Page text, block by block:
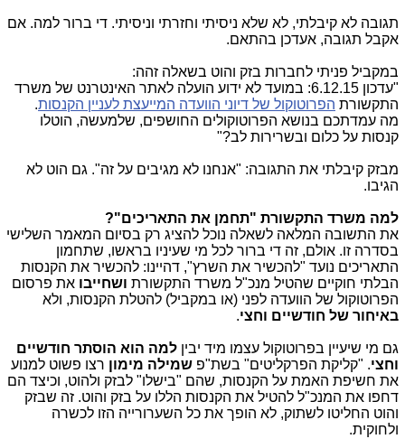
תגובה לא קיבלתי, לא שלא ניסיתי וחזרתי וניסיתי. די ברור למה. אם
אקבל תגובה, אעדכן בהתאם.
במקביל פניתי לחברות בזק והוט בשאלה זהה:
"עדכון 6.12.15: במועד לא ידוע הועלה לאתר האינטרנט של משרד
התקשורת הפרוטוקול של דיוני הוועדה המייעצת לעניין הקנסות.
מה עמדתכם בנושא הפרוטוקולים החושפים, שלמעשה, הוטלו
קנסות על כלום ובשרירות לב?"
מבזק קיבלתי את התגובה: "אנחנו לא מגיבים על זה". גם הוט לא
הגיבו.
למה משרד התקשורת "תחמן את התאריכים"?
את התשובה המלאה לשאלה נוכל להציג רק בסיום המאמר השלישי
בסדרה זו. אולם, זה די ברור לכל מי שעיניו בראשו, שתחמון
התאריכים נועד "להכשיר את השרץ", דהיינו: להכשיר את הקנסות
הבלתי חוקיים שהטיל מנכ"ל משרד התקשורת ושחייבו את פרסום
הפרוטוקול של הוועדה לפני (או במקביל) להטלת הקנסות, ולא
באיחור של חודשיים וחצי.
גם מי שיעיין בפרוטוקול עצמו מיד יבין למה הוא הוסתר חודשיים
וחצי. "קליקת הפרקליטים" בשת"פ שמילה מימון רצו פשוט למנוע
את חשיפת האמת על הקנסות, שהם "בישלו" לבזק ולהוט, וכיצד הם
דחפו את המנכ"ל להטיל את הקנסות הללו על בזק והוט. זה שבזק
והוט החליטו לשתוק, לא הופך את כל השערורייה הזו לכשרה
ולחוקית.